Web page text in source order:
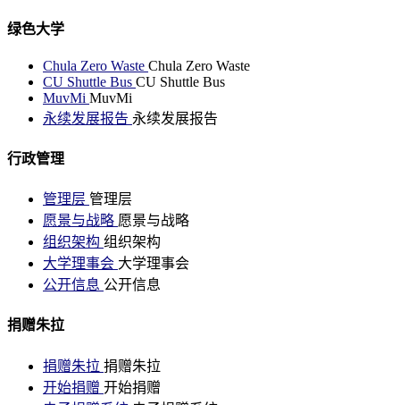
绿色大学
Chula Zero Waste Chula Zero Waste
CU Shuttle Bus CU Shuttle Bus
MuvMi MuvMi
永续发展报告 永续发展报告
行政管理
管理层 管理层
愿景与战略 愿景与战略
组织架构 组织架构
大学理事会 大学理事会
公开信息 公开信息
捐赠朱拉
捐赠朱拉 捐赠朱拉
开始捐赠 开始捐赠